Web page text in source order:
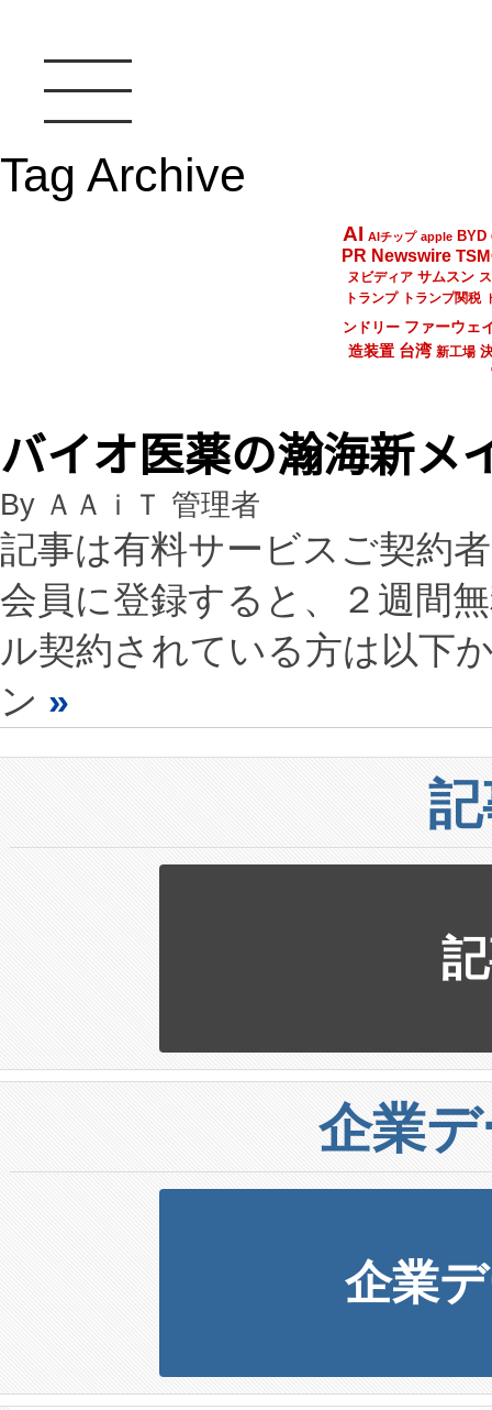
Tag Archive
AI AIチップ apple BYD
PR Newswire
ヌビディア サムスン
トランプ
トランプ関税
ンドリー ファーウェ
造装置 台湾 新工場
バイオ医薬の瀚海新メ
By ＡＡｉＴ 管理者
記事は有料サービスご契約
会員に登録すると、２週間
ル契約されている方は以下
ン »
企業
企業